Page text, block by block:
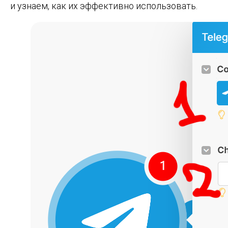
и узнаем, как их эффективно использовать.